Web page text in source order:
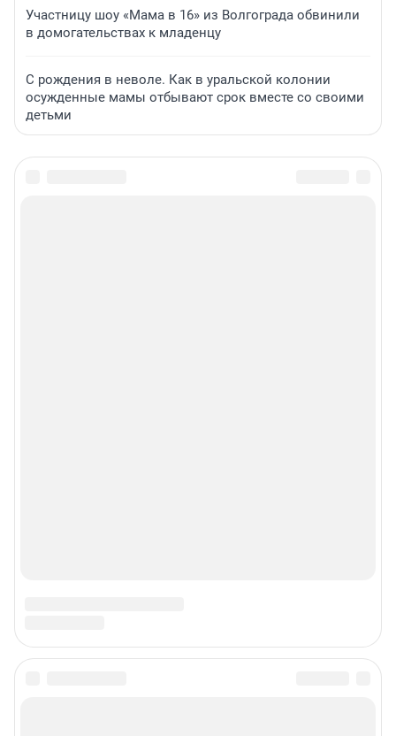
Участницу шоу «Мама в 16» из Волгограда обвинили
в домогательствах к младенцу
С рождения в неволе. Как в уральской колонии
осужденные мамы отбывают срок вместе со своими
детьми